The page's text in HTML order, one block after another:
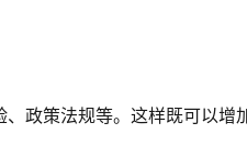
政策法规等。这样既可以增